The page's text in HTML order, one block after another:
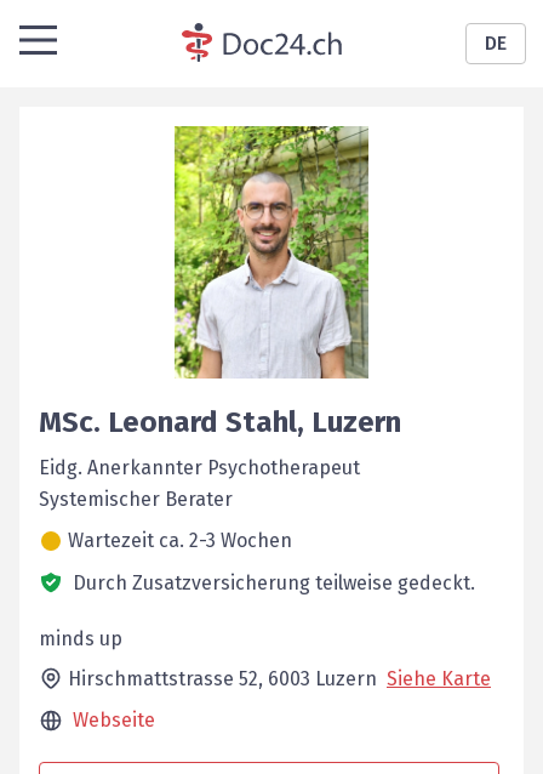
DE
MSc. Leonard Stahl, Luzern
Eidg. Anerkannter Psychotherapeut
Systemischer Berater
Wartezeit ca. 2-3 Wochen
Durch Zusatzversicherung teilweise gedeckt.
minds up
Hirschmattstrasse 52, 6003 Luzern Siehe Karte
Webseite